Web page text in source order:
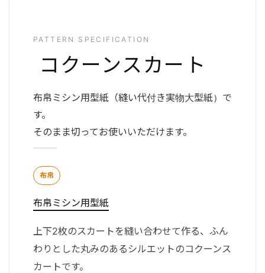
PATTERN SPECIFICATION
コクーンスカート
布帛ミシン用型紙（縫い代付き実物大型紙）で
す。
そのまま切ってお使いいただけます。
布帛
布帛ミシン用型紙
上下2枚のスカートを縫い合わせて作る、ふん
わりとした丸みのあるシルエットのコクーンス
カートです。